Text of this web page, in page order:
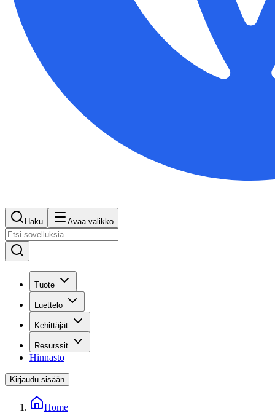
Haku Avaa valikko
Tuote
Luettelo
Kehittäjät
Resurssit
Hinnasto
Kirjaudu sisään
Home